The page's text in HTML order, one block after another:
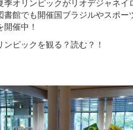
書館でも開催国ブラジルやスポ
催中！
ピックを観る？読む？！